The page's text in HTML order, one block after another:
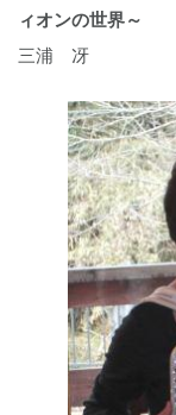
ィオンの世界～
三浦 冴